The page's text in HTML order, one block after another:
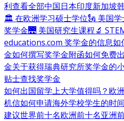
利查看全部中国日本印度新加坡
🏛 在欧洲学习硕士学位🗽 美国
奖学金🌉 美国研究生课程🔬
educations.com 奖学金的信息如
金如何撰写奖学金附函如何免费
金关于获得瑞典研究所奖学金的
贴士查找奖学金
如何出国留学上大学值得吗？ 欧
机信如何申请海外学校学生的时
建议世界前十名欧洲前十名亚洲